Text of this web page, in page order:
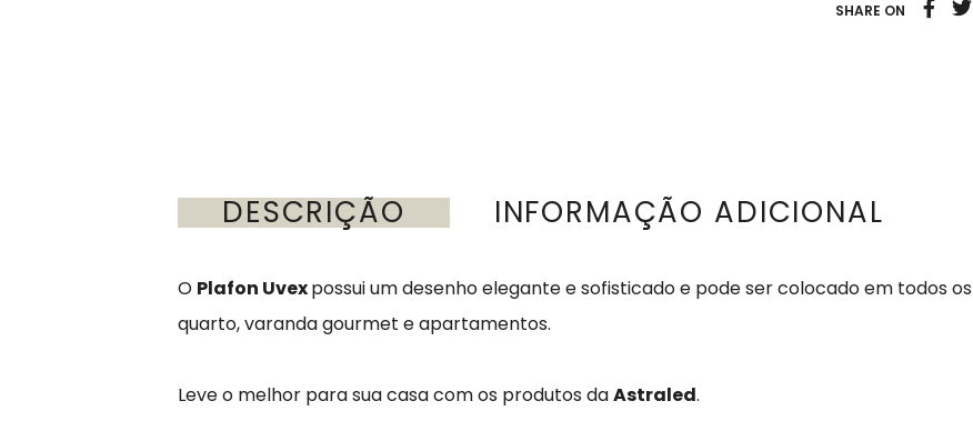
SHARE ON
DESCRIÇÃO INFORMAÇÃO ADICIONAL
O Plafon Uvexpossui um desenho elegante e sofisticado e pode ser colocado em todos
quarto, varanda gourmet e apartamentos.
Leve o melhor para sua casa com os produtos daAstraled.